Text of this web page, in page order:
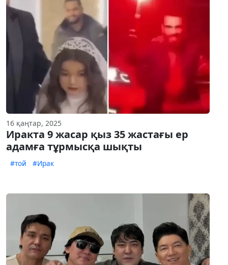
16 қаңтар, 2025
Иракта 9 жасар қыз 35 жастағы ер
адамға тұрмысқа шықты
#той #Ирак